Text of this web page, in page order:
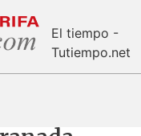
El tiempo -
Tutiempo.net